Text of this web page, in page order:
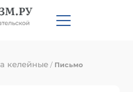
келейные / Письмо